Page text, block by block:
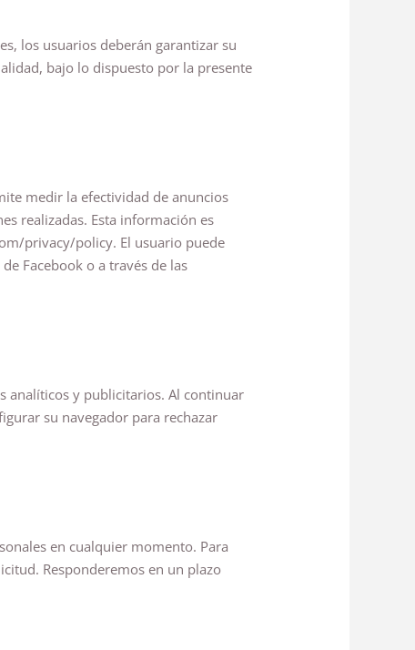
los usuarios deberán garantizar su
bajo lo dispuesto por la presente
medir la efectividad de anuncios
realizadas. Esta información es
privacy/policy. El usuario puede
Facebook o a través de las
analíticos y publicitarios. Al continuar
su navegador para rechazar
en cualquier momento. Para
Responderemos en un plazo